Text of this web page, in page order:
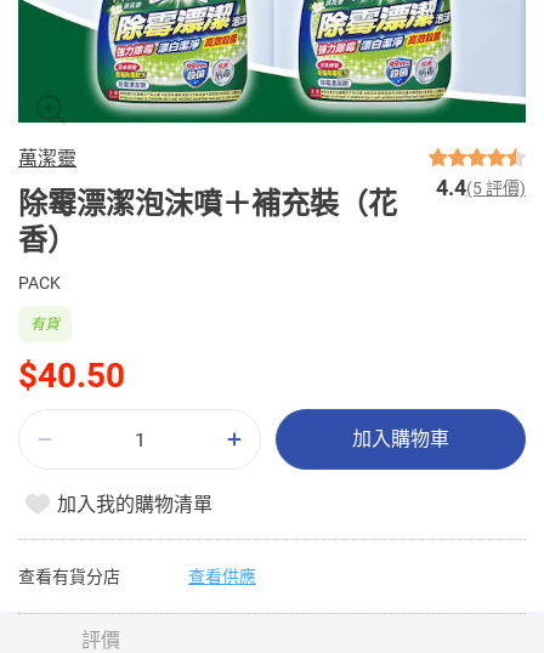
萬潔靈
除霉漂潔泡沫噴＋補充裝（花
香）
4.4(5 評價)
PACK
$40.50
有貨
加入購物車
加入我的購物清單
查看有貨分店 查看供應
評價